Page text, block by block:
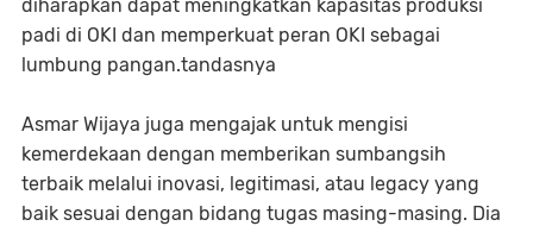
diharapkan dapat meningkatkan kapasitas produksi
padi di OKI dan memperkuat peran OKI sebagai
lumbung pangan.tandasnya
Asmar Wijaya juga mengajak untuk mengisi
kemerdekaan dengan memberikan sumbangsih
terbaik melalui inovasi, legitimasi, atau legacy yang
baik sesuai dengan bidang tugas masing-masing. Dia